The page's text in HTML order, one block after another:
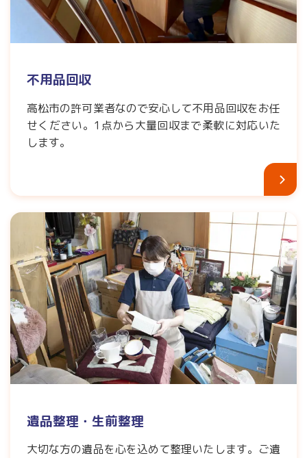
不用品回収
高松市の許可業者なので安心して不用品回収をお任
せください。1点から大量回収まで柔軟に対応いた
します。
遺品整理・生前整理
大切な方の遺品を心を込めて整理いたします。ご遺